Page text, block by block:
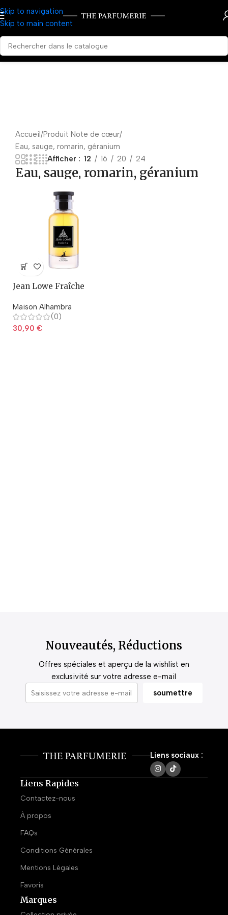
Skip to navigation
Skip to main content
Accueil Produit Note de cœur
Eau, sauge, romarin, géranium
Afficher
12 16 20 24
Eau, sauge, romarin, géranium
Jean Lowe Fraîche
Maison Alhambra
(0)
30,90 €
Nouveautés, Réductions
Offres spéciales et aperçu de la wishlist en
exclusivité sur votre adresse e-mail
Liens sociaux :
Liens Rapides
Contactez-nous
À propos
FAQs
Conditions Générales
Mentions Légales
Favoris
Marques